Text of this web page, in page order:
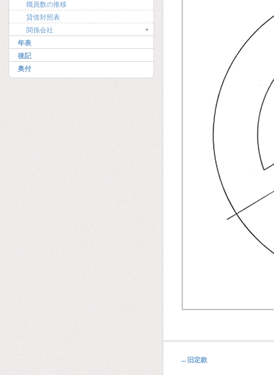
職員数の推移
貸借対照表
関係会社
+
年表
後記
奥付
← 旧定款